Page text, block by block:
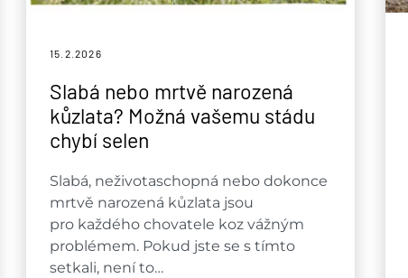
15.2. 2026
Slabá nebo mrtvě narozená
kůzlata? Možná vašemu stádu
chybí selen
Slabá, neživotaschopná nebo dokonce
mrtvě narozená kůzlata jsou
pro každého chovatele koz vážným
problémem. Pokud jste se s tímto
setkali, není to…